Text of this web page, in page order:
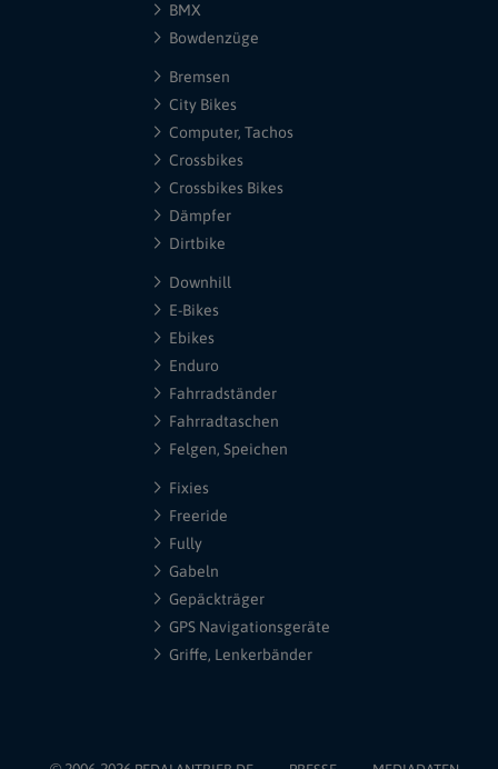
BMX
Bowdenzüge
Bremsen
City Bikes
Computer, Tachos
Crossbikes
Crossbikes Bikes
Dämpfer
Dirtbike
Downhill
E-Bikes
Ebikes
Enduro
Fahrradständer
Fahrradtaschen
Felgen, Speichen
Fixies
Freeride
Fully
Gabeln
Gepäckträger
GPS Navigationsgeräte
Griffe, Lenkerbänder